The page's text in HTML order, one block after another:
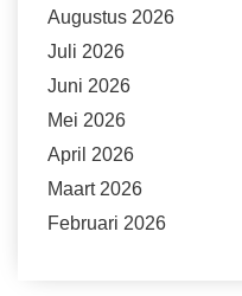
Augustus 2026
Juli 2026
Juni 2026
Mei 2026
April 2026
Maart 2026
Februari 2026